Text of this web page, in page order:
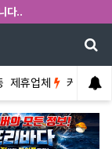
다..
제휴업체 커뮤니티